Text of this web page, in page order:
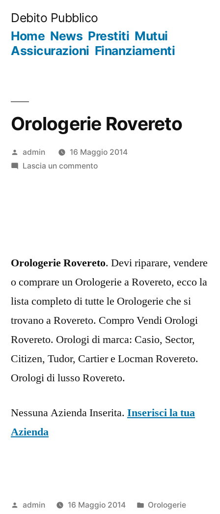
contenuto
Debito Pubblico
Home News Prestiti Mutui
Assicurazioni Finanziamenti
Orologerie Rovereto
Pubblicato
da
admin
16 Maggio 2014
Lascia un commentosu
Orologerie Rovereto. Devi riparare, vendere
o comprare un Orologerie a Rovereto, ecco la
lista completo di tutte le Orologerie che si
trovano a Rovereto. Compro Vendi Orologi
Rovereto. Orologi di marca: Casio, Sector,
Citizen, Tudor, Cartier e Locman Rovereto.
Orologi di lusso Rovereto.
Nessuna Azienda Inserita. Inserisci la tua
Azienda
Pubblicato
admin 16 Maggio 2014
Pubblicato
Orologerie